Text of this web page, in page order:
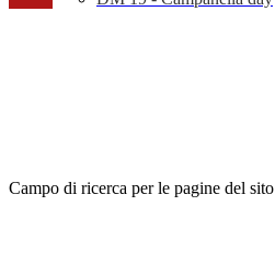
Campo di ricerca per le pagine del sito